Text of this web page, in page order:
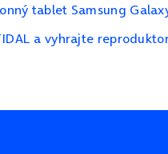
tablet Samsung
a vyhrajte